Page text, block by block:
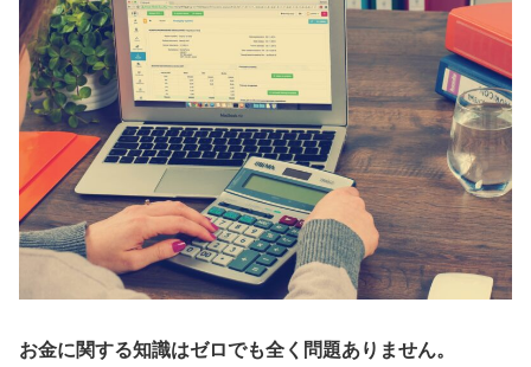
お金に関する知識はゼロでも全く問題ありません。